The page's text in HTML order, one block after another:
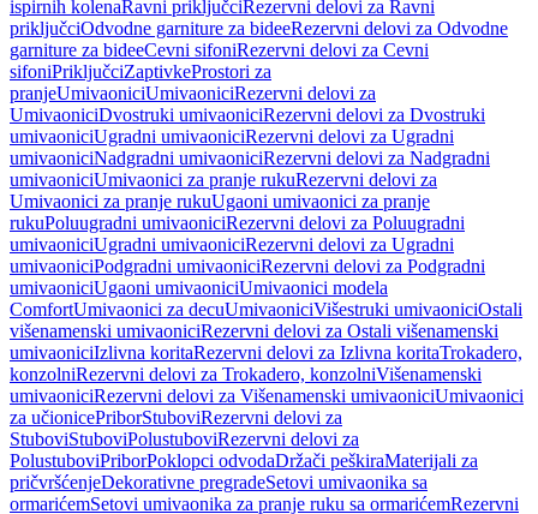
ispirnih kolenaRavni priključciRezervni delovi za Ravni
priključciOdvodne garniture za bideeRezervni delovi za Odvodne
garniture za bideeCevni sifoniRezervni delovi za Cevni
sifoniPriključciZaptivkeProstori za
pranjeUmivaoniciUmivaoniciRezervni delovi za
UmivaoniciDvostruki umivaoniciRezervni delovi za Dvostruki
umivaoniciUgradni umivaoniciRezervni delovi za Ugradni
umivaoniciNadgradni umivaoniciRezervni delovi za Nadgradni
umivaoniciUmivaonici za pranje rukuRezervni delovi za
Umivaonici za pranje rukuUgaoni umivaonici za pranje
rukuPoluugradni umivaoniciRezervni delovi za Poluugradni
umivaoniciUgradni umivaoniciRezervni delovi za Ugradni
umivaoniciPodgradni umivaoniciRezervni delovi za Podgradni
umivaoniciUgaoni umivaoniciUmivaonici modela
ComfortUmivaonici za decuUmivaoniciVišestruki umivaoniciOstali
višenamenski umivaoniciRezervni delovi za Ostali višenamenski
umivaoniciIzlivna koritaRezervni delovi za Izlivna koritaTrokadero,
konzolniRezervni delovi za Trokadero, konzolniVišenamenski
umivaoniciRezervni delovi za Višenamenski umivaoniciUmivaonici
za učionicePriborStuboviRezervni delovi za
StuboviStuboviPolustuboviRezervni delovi za
PolustuboviPriborPoklopci odvodaDržači peškiraMaterijali za
pričvršćenjeDekorativne pregradeSetovi umivaonika sa
ormarićemSetovi umivaonika za pranje ruku sa ormarićemRezervni